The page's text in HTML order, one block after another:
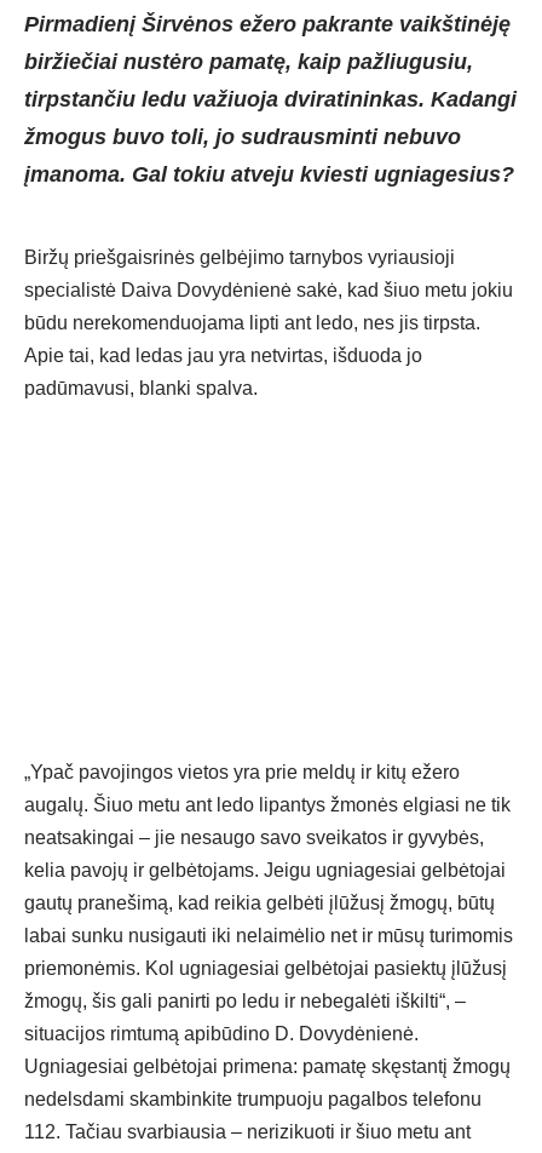
Pirmadienį Širvėnos ežero pakrante vaikštinėję
biržiečiai nustėro pamatę, kaip pažliugusiu,
tirpstančiu ledu važiuoja dviratininkas. Kadangi
žmogus buvo toli, jo sudrausminti nebuvo
įmanoma. Gal tokiu atveju kviesti ugniagesius?
Biržų priešgaisrinės gelbėjimo tarnybos vyriausioji
specialistė Daiva Dovydėnienė sakė, kad šiuo metu jokiu
būdu nerekomenduojama lipti ant ledo, nes jis tirpsta.
Apie tai, kad ledas jau yra netvirtas, išduoda jo
padūmavusi, blanki spalva.
„Ypač pavojingos vietos yra prie meldų ir kitų ežero
augalų. Šiuo metu ant ledo lipantys žmonės elgiasi ne tik
neatsakingai – jie nesaugo savo sveikatos ir gyvybės,
kelia pavojų ir gelbėtojams. Jeigu ugniagesiai gelbėtojai
gautų pranešimą, kad reikia gelbėti įlūžusį žmogų, būtų
labai sunku nusigauti iki nelaimėlio net ir mūsų turimomis
priemonėmis. Kol ugniagesiai gelbėtojai pasiektų įlūžusį
žmogų, šis gali panirti po ledu ir nebegalėti iškilti“, –
situacijos rimtumą apibūdino D. Dovydėnienė.
Ugniagesiai gelbėtojai primena: pamatę skęstantį žmogų
nedelsdami skambinkite trumpuoju pagalbos telefonu
112. Tačiau svarbiausia – nerizikuoti ir šiuo metu ant